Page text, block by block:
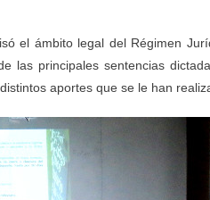
el ámbito legal del Régimen
las principales sentencias
aportes que se le han